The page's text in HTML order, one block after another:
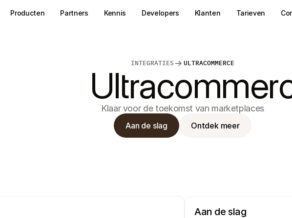
INTEGRATIES ULTRACOMMERCE
Klaar voor de toekomst van marketplaces
Aan de slag Ontdek meer
Aan de slag
Producten Partners Kennis Developers Klanten Tarieven